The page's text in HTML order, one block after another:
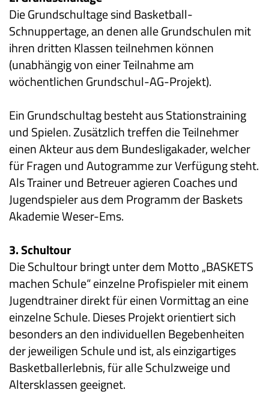
Die Grundschultage sind Basketball-
Schnuppertage, an denen alle Grundschulen mit
ihren dritten Klassen teilnehmen können
(unabhängig von einer Teilnahme am
wöchentlichen Grundschul-AG-Projekt).
Ein Grundschultag besteht aus Stationstraining
und Spielen. Zusätzlich treffen die Teilnehmer
einen Akteur aus dem Bundesligakader, welcher
für Fragen und Autogramme zur Verfügung steht.
Als Trainer und Betreuer agieren Coaches und
Jugendspieler aus dem Programm der Baskets
Akademie Weser-Ems.
3. Schultour
Die Schultour bringt unter dem Motto „BASKETS
machen Schule“ einzelne Profispieler mit einem
Jugendtrainer direkt für einen Vormittag an eine
einzelne Schule. Dieses Projekt orientiert sich
besonders an den individuellen Begebenheiten
der jeweiligen Schule und ist, als einzigartiges
Basketballerlebnis, für alle Schulzweige und
Altersklassen geeignet.